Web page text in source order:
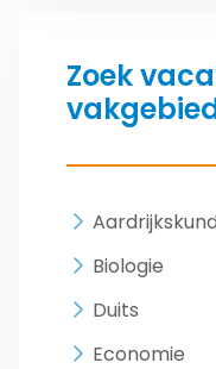
Zoek
Biologie
Duits
Economie